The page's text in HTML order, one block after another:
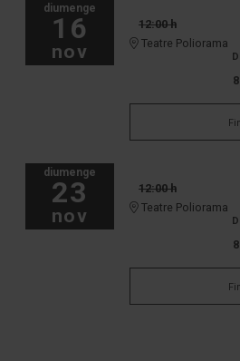
diumenge
16
nov
12:00 h
Teatre Poliorama
diumenge
23
nov
12:00 h
Teatre Poliorama